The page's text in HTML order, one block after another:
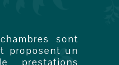
sont
proposent un